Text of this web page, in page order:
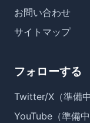
お問い合わせ
サイトマップ
フォローする
Twitter/X（準備中
YouTube（準備中